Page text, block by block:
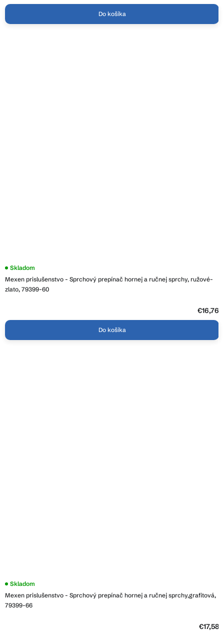
Do košíka
Mexen prislušenstvo - Sprchový prepínač hornej a ručnej sprchy, ružové-
zlato, 79399-60
Skladom
€16,76
Do košíka
Mexen prislušenstvo - Sprchový prepínač hornej a ručnej sprchy,grafitová,
79399-66
Skladom
€17,58